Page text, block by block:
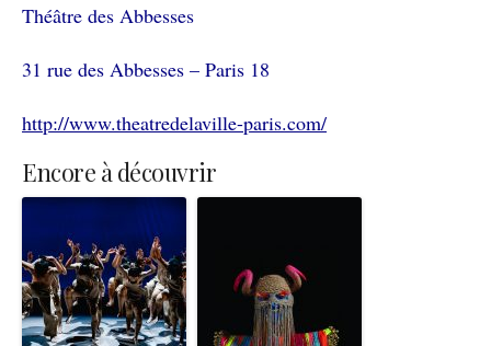
Théâtre des Abbesses
31 rue des Abbesses – Paris 18
http://www.theatredelaville-paris.com/
Encore à découvrir